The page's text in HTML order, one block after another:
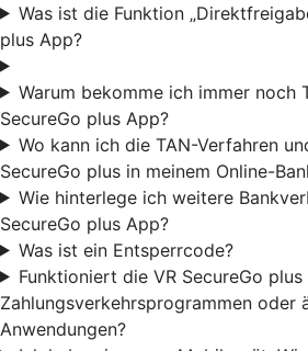
Was ist die Funktion
plus App?
Warum bekomme ich immer noch
SecureGo plus App?
Wo kann ich die TAN-Verfahren
SecureGo plus in meinem Online-
Wie hinterlege ich weitere
SecureGo plus App?
Was ist ein Entsperrcode?
Funktioniert die VR SecureGo
Zahlungsverkehrsprogrammen oder
Anwendungen?